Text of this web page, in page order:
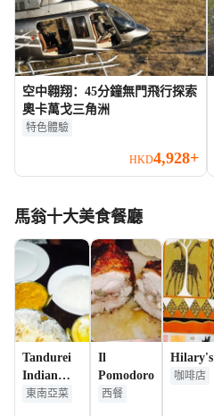
空中翱翔：45分鐘無門飛行探索
奧卡萬戈三角洲
特色體驗
HKD4,928+
馬翁十大美食餐廳
Tandurei
Indian
Restaurant
東南亞菜
Il
Pomodoro
西餐
Hilary's
咖啡店